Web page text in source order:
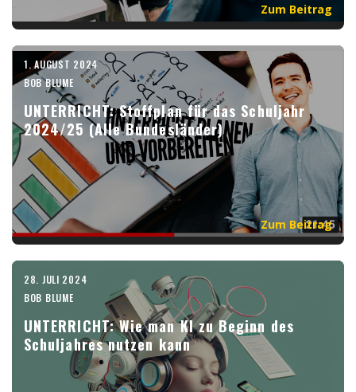
Zum Beitrag
1. AUGUST 2024
BOB BLUME
UNTERRICHT: Stoffplan für das Schuljahr
2024/25 (Alle Bundesländer)
Zum Beitrag
28. JULI 2024
BOB BLUME
UNTERRICHT: Wie man KI zu Beginn des
Schuljahres nutzen kann